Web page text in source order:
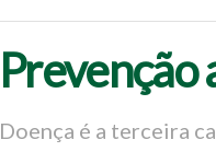
Prevenção
Doença é a terceira